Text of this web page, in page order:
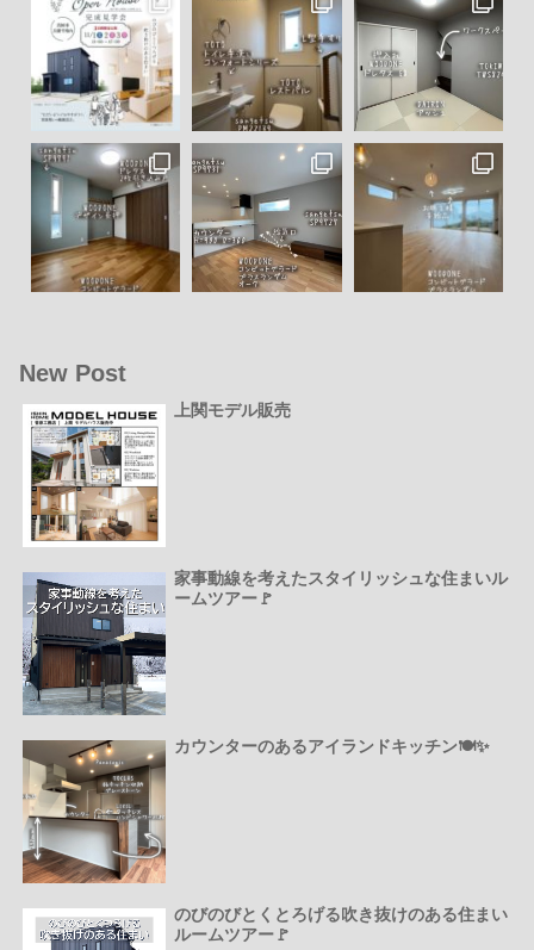
New Post
上関モデル販売
家事動線を考えたスタイリッシュな住まいル
ームツアー🚩
カウンターのあるアイランドキッチン🍽️✨
のびのびとくとろげる吹き抜けのある住まい
ルームツアー🚩